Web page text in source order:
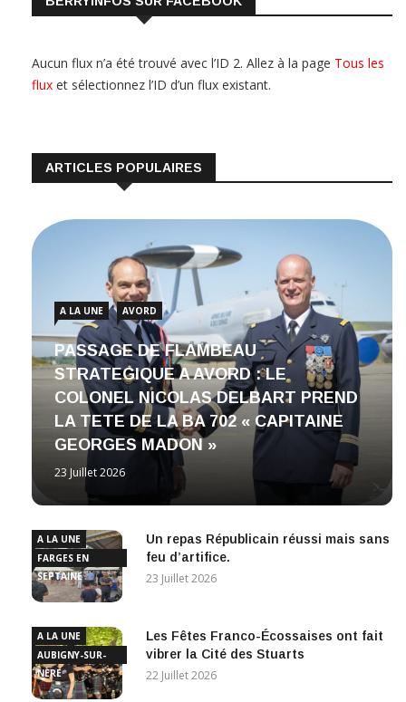
Aucun flux n’a été trouvé avec l’ID 2. Allez à la page Tous les
flux et sélectionnez l’ID d’un flux existant.
ARTICLES POPULAIRES
A LA UNE AVORD
PASSAGE DE FLAMBEAU
STRATEGIQUE A AVORD : LE
COLONEL NICOLAS DELBART PREND
LA TETE DE LA BA 702 « CAPITAINE
GEORGES MADON »
23 Juillet 2026
A LA UNE
FARGES EN
SEPTAINE
Un repas Républicain réussi mais sans
feu d’artifice.
23 Juillet 2026
A LA UNE
AUBIGNY-SUR-
NÈRE
Les Fêtes Franco-Écossaises ont fait
vibrer la Cité des Stuarts
22 Juillet 2026